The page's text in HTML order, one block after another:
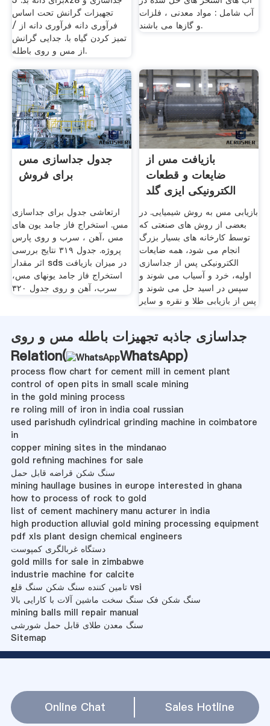
تجهیزات گرانش تحت اساس
فرآوری دانه فرآوری دانه از /
تمیز کردن گیاه با. جدایی گرانش
از مس و روی باطله.
آب شامل : مواد معدنی ، فلزات
و گازها می باشند.
جدول جداسازی مس
برای فروش
ارتعاشی جدول برای جداسازی
مس. استخراج فاز جامد یون های
مس ،آهن ، سرب و روی پارس
پروژه. جدول ۳۱۹ نتایج بررسی
اثر مقدار sds در میزان بازیافت
استخراج فاز جامد یونهای مس،
سرب، آهن و روی جدول ۳۲۰
بازیافت مس از
ضایعات و قطعات
الکترونیکی ایزی گلد
بازیابی مس به روش شیمیایی. در
بعضی از روش های صنعتی که
توسط کارخانه های بسیار بزرگ
انجام می شود، همه ضایعات
الکترونیکی پس از جداسازی
اولیه، خرد و آسیاب می شوند و
سپس در اسید حل می شوند و
پس از بازیابی طلا و نقره و سایر
جداسازی جاذبه تجهیزات باطله مس و روی
Relation(
WhatsApp)
process flow chart for cement mill in cement plant
control of open pits in small scale mining
in the gold mining process
re roling mill of iron in india coal russian
used parishudh cylindrical grinding machine in coimbatore
in
copper mining sites in the mindanao
gold refining machines for sale
سنگ شکن قراضه قابل حمل
mining haullage busines in europe interested in ghana
how to process of rock to gold
list of cement machinery manu acturer in india
high production alluvial gold mining processing equipment
pdf xls plant design chemical engineers
دستگاه غربالگری کمپوست
gold mills for sale in zimbabwe
industrie machine for calcite
تامین کننده سنگ شکن سنگ قلع vsi
سنگ شکن فک سنگ سخت ماشین آلات با کارایی بالا
mining balls mill repair manual
سنگ معدن طلای قابل حمل شورشی
Sitemap
Online Chat Sales Hotline